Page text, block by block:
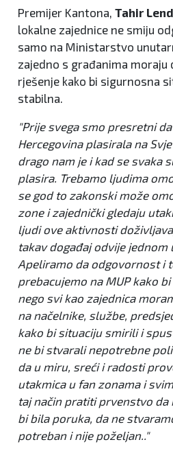
Premijer Kantona, Tahir
lokalne zajednice ne smiju
samo na Ministarstvo
zajedno s građanima
rješenje kako bi sigurnosna
stabilna.
"Prije svega smo presretni
Hercegovina plasirala na
drago nam je i kad se svaka
plasira. Trebamo ljudima
se god to zakonski može
zone i zajednički gledaju
ljudi ove aktivnosti
takav događaj odvije jednom
Apeliramo da odgovornost i
prebacujemo na MUP kako
nego svi kao zajednica
na načelnike, službe,
kako bi situaciju smirili i
ne bi stvarali nepotrebne
da u miru, sreći i radosti
utakmica u fan zonama i
taj način pratiti prvenstvo da
bi bila poruka, da ne
potreban i nije poželjan.."